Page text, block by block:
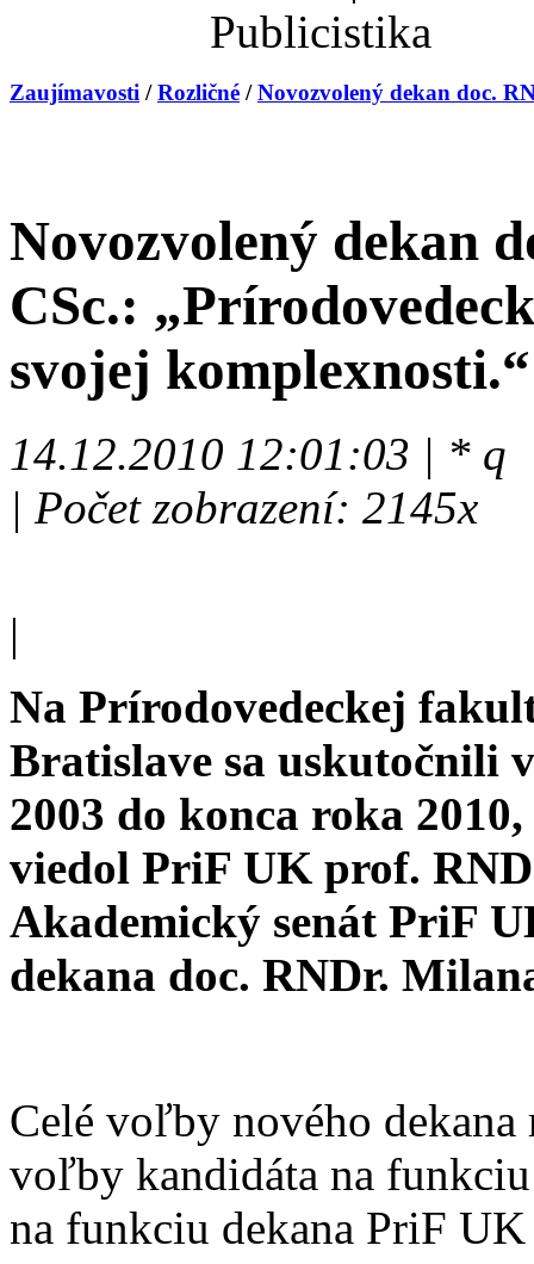
Publicistika
Zaujímavosti /Rozličné /Novozvolený dekan doc.
Novozvolený dekan
CSc.:
svojej komplexnosti.“
14.12.2010 12:01:03 | * q
| Počet zobrazení: 2145x
|
Na Prírodovedeckej
Bratislave sa uskutočnili
2003 do konca roka
viedol PriF UK prof.
Akademický senát PriF
dekana doc. RNDr.
Celé voľby nového
voľby kandidáta na
na funkciu dekana PriF